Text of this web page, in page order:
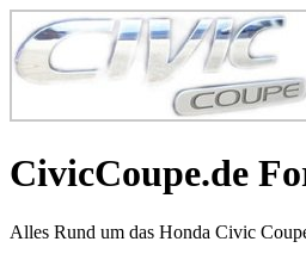
CivicCoupe.de
Alles Rund um das Honda Civic